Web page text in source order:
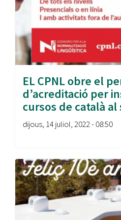
EL CPNL obre el
d’acreditació per
cursos de català
dijous, 14 juliol, 2022 - 08:50